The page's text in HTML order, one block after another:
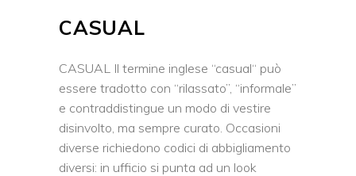
CASUAL
CASUAL Il termine inglese “casual“ può
essere tradotto con “rilassato”, “informale”
e contraddistingue un modo di vestire
disinvolto, ma sempre curato. Occasioni
diverse richiedono codici di abbigliamento
diversi: in ufficio si punta ad un look